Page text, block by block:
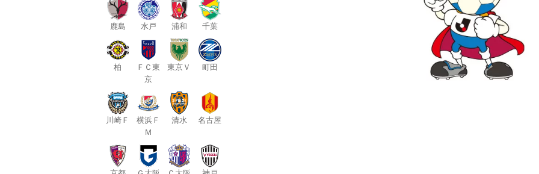
鹿島 水戸 浦和 千葉
柏
ＦＣ東
京
東京Ｖ 町田
川崎Ｆ
横浜Ｆ
Ｍ
清水 名古屋